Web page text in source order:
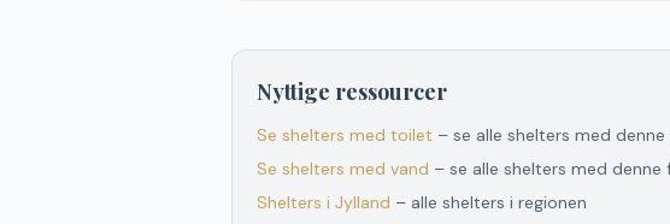
Nyttige ressourcer
Se shelters med toilet – se alle shelters med
Se shelters med vand – se alle shelters med denne
Shelters i Jylland – alle shelters i regionen